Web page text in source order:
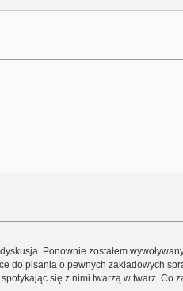
Ponownie zostałem
do pisania o pewnych zakładowych
się z nimi twarzą w twarz. Co